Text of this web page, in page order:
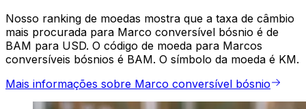
Nosso ranking de moedas mostra que a taxa de câmbio
mais procurada para Marco conversível bósnio é de
BAM para USD. O código de moeda para Marcos
conversíveis bósnios é BAM. O símbolo da moeda é KM.
Mais informações sobre Marco conversível bósnio